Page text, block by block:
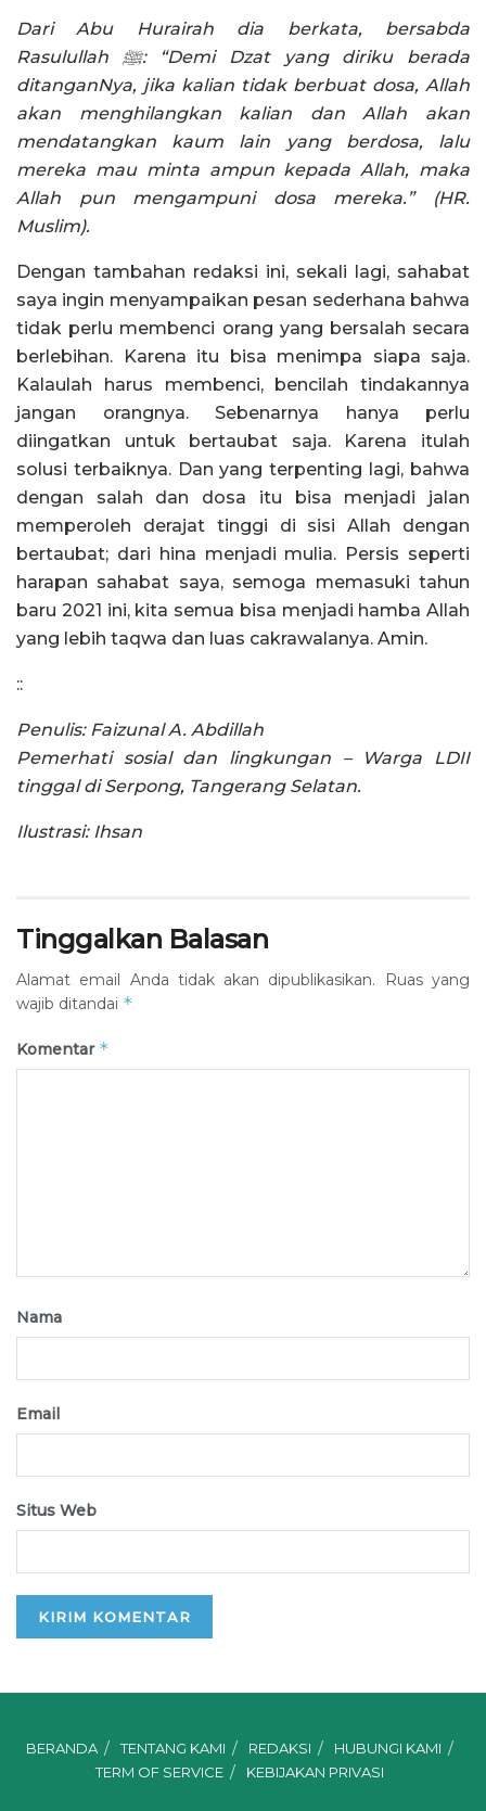
Dari Abu Hurairah dia berkata, bersabda
Rasulullah ﷺ: “Demi Dzat yang diriku berada
ditanganNya, jika kalian tidak berbuat dosa, Allah
akan menghilangkan kalian dan Allah akan
mendatangkan kaum lain yang berdosa, lalu
mereka mau minta ampun kepada Allah, maka
Allah pun mengampuni dosa mereka.” (HR.
Muslim).
Dengan tambahan redaksi ini, sekali lagi, sahabat
saya ingin menyampaikan pesan sederhana bahwa
tidak perlu membenci orang yang bersalah secara
berlebihan. Karena itu bisa menimpa siapa saja.
Kalaulah harus membenci, bencilah tindakannya
jangan orangnya. Sebenarnya hanya perlu
diingatkan untuk bertaubat saja. Karena itulah
solusi terbaiknya. Dan yang terpenting lagi, bahwa
dengan salah dan dosa itu bisa menjadi jalan
memperoleh derajat tinggi di sisi Allah dengan
bertaubat; dari hina menjadi mulia. Persis seperti
harapan sahabat saya, semoga memasuki tahun
baru 2021 ini, kita semua bisa menjadi hamba Allah
yang lebih taqwa dan luas cakrawalanya. Amin.
::
Penulis: Faizunal A. Abdillah
Pemerhati sosial dan lingkungan – Warga LDII
tinggal di Serpong, Tangerang Selatan.
Ilustrasi: Ihsan
Tinggalkan Balasan
Alamat email Anda tidak akan dipublikasikan.
Ruas yang
wajib ditandai *
Komentar *
Nama
Email
Situs Web
BERANDA TENTANG KAMI REDAKSI
HUBUNGI KAMI
TERM OF SERVICE
KEBIJAKAN PRIVASI